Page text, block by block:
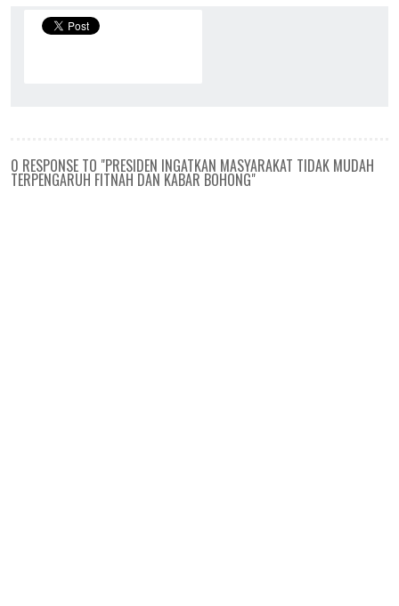
0 RESPONSE TO "PRESIDEN INGATKAN MASYARAKAT TIDAK MUDAH
TERPENGARUH FITNAH DAN KABAR BOHONG"